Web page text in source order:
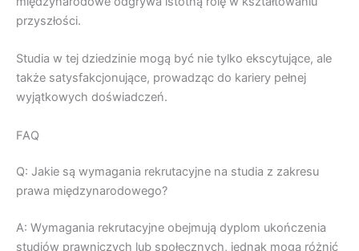
przyszłości.
Studia w tej dziedzinie mogą być nie tylko ekscytujące, ale
także satysfakcjonujące, prowadząc do kariery pełnej
wyjątkowych doświadczeń.
FAQ
Q: Jakie są wymagania rekrutacyjne na studia z zakresu
prawa międzynarodowego?
A: Wymagania rekrutacyjne obejmują dyplom ukończenia
studiów prawniczych lub społecznych, jednak mogą różnić